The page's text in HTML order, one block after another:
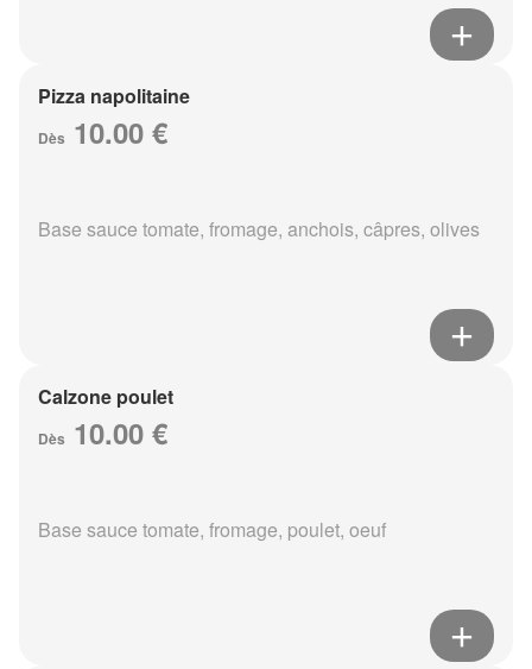
Pizza napolitaine
Dès 10.00 €
Base sauce tomate, fromage, anchois, câpres, olives
Calzone poulet
Dès 10.00 €
Base sauce tomate, fromage, poulet, oeuf